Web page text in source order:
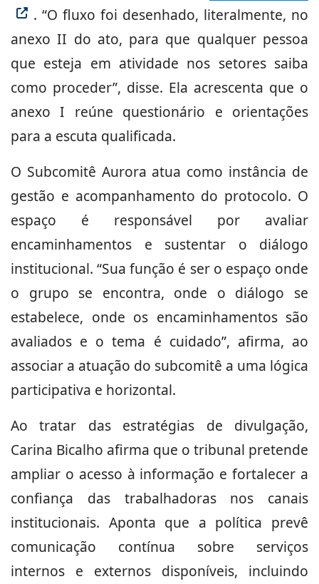
. “O fluxo foi desenhado, literalmente, no
anexo II do ato, para que qualquer pessoa
que esteja em atividade nos setores saiba
como proceder”, disse. Ela acrescenta que o
anexo I reúne questionário e orientações
para a escuta qualificada.
O Subcomitê Aurora atua como instância de
gestão e acompanhamento do protocolo. O
espaço é responsável por avaliar
encaminhamentos e sustentar o diálogo
institucional. “Sua função é ser o espaço onde
o grupo se encontra, onde o diálogo se
estabelece, onde os encaminhamentos são
avaliados e o tema é cuidado”, afirma, ao
associar a atuação do subcomitê a uma lógica
participativa e horizontal.
Ao tratar das estratégias de divulgação,
Carina Bicalho afirma que o tribunal pretende
ampliar o acesso à informação e fortalecer a
confiança das trabalhadoras nos canais
institucionais. Aponta que a política prevê
comunicação contínua sobre serviços
internos e externos disponíveis, incluindo